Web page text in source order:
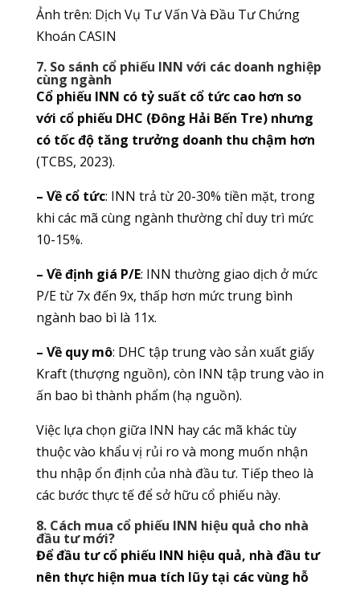
Ảnh trên: Dịch Vụ Tư Vấn Và Đầu Tư Chứng
Khoán CASIN
7. So sánh cổ phiếu INN với các doanh nghiệp
cùng ngành
Cổ phiếu INN có tỷ suất cổ tức cao hơn so
với cổ phiếu DHC (Đông Hải Bến Tre) nhưng
có tốc độ tăng trưởng doanh thu chậm hơn
(TCBS, 2023).
– Về cổ tức: INN trả từ 20-30% tiền mặt, trong
khi các mã cùng ngành thường chỉ duy trì mức
10-15%.
– Về định giá P/E: INN thường giao dịch ở mức
P/E từ 7x đến 9x, thấp hơn mức trung bình
ngành bao bì là 11x.
– Về quy mô: DHC tập trung vào sản xuất giấy
Kraft (thượng nguồn), còn INN tập trung vào in
ấn bao bì thành phẩm (hạ nguồn).
Việc lựa chọn giữa INN hay các mã khác tùy
thuộc vào khẩu vị rủi ro và mong muốn nhận
thu nhập ổn định của nhà đầu tư. Tiếp theo là
các bước thực tế để sở hữu cổ phiếu này.
8. Cách mua cổ phiếu INN hiệu quả cho nhà
đầu tư mới?
Để đầu tư cổ phiếu INN hiệu quả, nhà đầu tư
nên thực hiện mua tích lũy tại các vùng hỗ